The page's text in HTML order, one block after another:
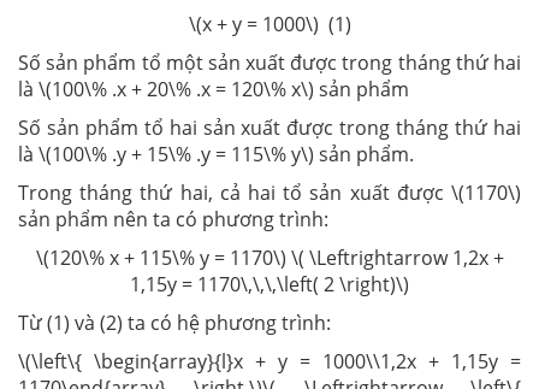
\(x + y = 1000\) (1)
Số sản phẩm tổ một sản xuất được trong tháng thứ hai
là \(100\% .x + 20\% .x = 120\% x\) sản phẩm
Số sản phẩm tổ hai sản xuất được trong tháng thứ hai
là \(100\% .y + 15\% .y = 115\% y\) sản phẩm.
Trong tháng thứ hai, cả hai tổ sản xuất được \(1170\)
sản phẩm nên ta có phương trình:
\(120\% x + 115\% y = 1170\) \( \Leftrightarrow 1,2x +
1,15y = 1170\,\,\,\left( 2 \right)\)
Từ (1) và (2) ta có hệ phương trình:
\(\left\{ \begin{array}{l}x + y = 1000\\1,2x + 1,15y =